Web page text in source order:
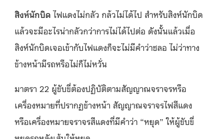
สิงห์นักบิดไฟแดงไม่กลัว กล้วไม่ได้ไป สำหรับสิงห์นักบิด
แล้วจะมีอะไรน่ากลัวกว่าการไม่ได้ไปต่อ ดังนั้นแล้วเมื่อ
สิงห์นักบิดเจอเข้ากับไฟแดงก็จะไม่มีคำว่าชลอ ไม่ว่าทาง
ข้างหน้ามีรถหรือไม่ก็ไม่หวั่น
มาตรา 22 ผู้ขับขี่ต้องปฏิบัติตามสัญญาณจราจรหรือ
เครื่องหมายที่ปรากฏข้างหน้า สัญญาณจราจรไฟสีแดง
หรือเครื่องหมายจราจรสีแดงที่มีคำว่า “หยุด” ให้ผู้ขับขี่